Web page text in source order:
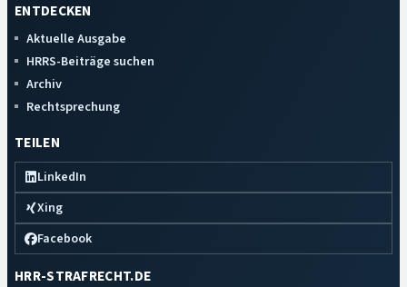
ENTDECKEN
Aktuelle Ausgabe
HRRS-Beiträge suchen
Archiv
Rechtsprechung
TEILEN
LinkedIn
Xing
Facebook
HRR-STRAFRECHT.DE